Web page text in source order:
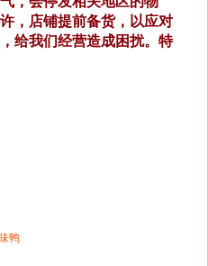
，店铺提前备货，以应对
给我们经营造成困扰。特
鸭